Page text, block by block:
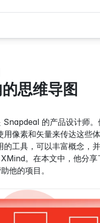
思维导图
的产品设计师。
用像素和矢量来传达这些
的工具，可以丰富概念，
。在本文中，他分享
他的项目。